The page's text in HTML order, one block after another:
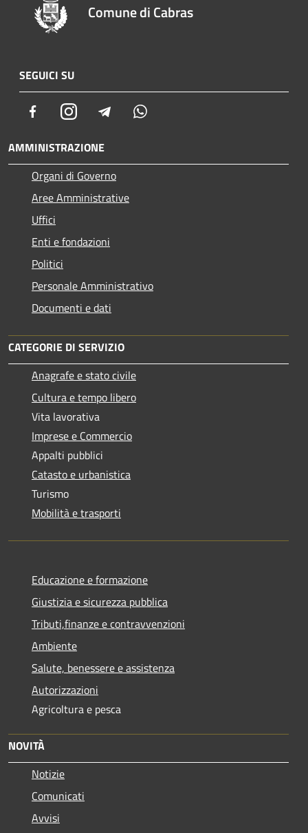
Comune di Cabras
SEGUICI SU
FacebookInstagram Telegram
AMMINISTRAZIONE
Organi di Governo
Aree Amministrative
Uffici
Enti e fondazioni
Politici
Personale Amministrativo
Documenti e dati
CATEGORIE DI SERVIZIO
Anagrafe e stato civile
Cultura e tempo libero
Vita lavorativa
Imprese e Commercio
Appalti pubblici
Catasto e urbanistica
Turismo
Mobilità e trasporti
Educazione e formazione
Giustizia e sicurezza pubblica
Tributi,finanze e contravvenzioni
Ambiente
Salute, benessere e assistenza
Autorizzazioni
Agricoltura e pesca
NOVITÀ
Notizie
Comunicati
Avvisi